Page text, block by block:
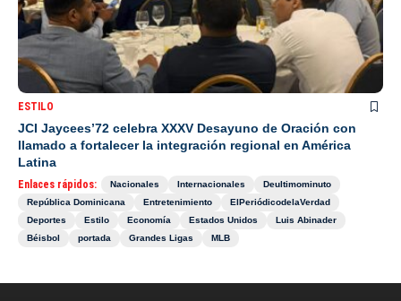
ESTILO
JCI Jaycees’72 celebra XXXV Desayuno de Oración con
llamado a fortalecer la integración regional en América
Latina
Enlaces rápidos: Nacionales Internacionales
Deultimominuto
República Dominicana
Entretenimiento
ElPeriódicodelaVerdad
Deportes
Estilo Economía Estados Unidos
Luis Abinader
Béisbol
portada Grandes Ligas MLB